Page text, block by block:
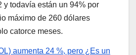
y todavía están un 94% por
máximo de 260 dólares
catorce meses.
aumenta 24 %, pero ¿Es un